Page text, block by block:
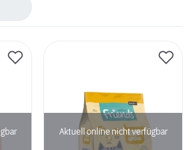
Aktuell online nicht verfügbar